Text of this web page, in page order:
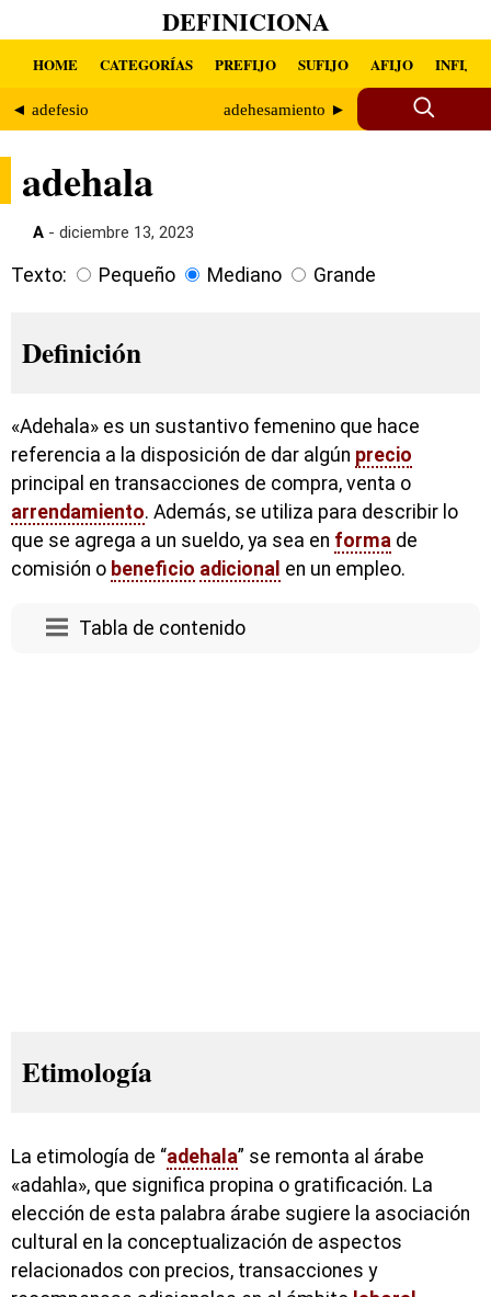
DEFINICIONA
HOME CATEGORÍAS PREFIJO SUFIJO AFIJO INFIJO
◄ adefesio adehesamiento ►
adehala
A - diciembre 13, 2023
Texto: Pequeño Mediano Grande
Definición
«Adehala» es un sustantivo femenino que hace
referencia a la disposición de dar algún precio
principal en transacciones de compra, venta o
arrendamiento. Además, se utiliza para describir lo
que se agrega a un sueldo, ya sea en forma de
comisión o beneficio adicional en un empleo.
Tabla de contenido
Etimología
La etimología de “adehala” se remonta al árabe
«adahla», que significa propina o gratificación. La
elección de esta palabra árabe sugiere la asociación
cultural en la conceptualización de aspectos
relacionados con precios, transacciones y